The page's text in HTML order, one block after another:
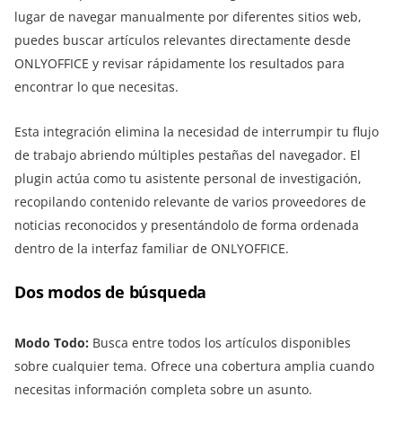
lugar de navegar manualmente por diferentes sitios web,
puedes buscar artículos relevantes directamente desde
ONLYOFFICE y revisar rápidamente los resultados para
encontrar lo que necesitas.
Esta integración elimina la necesidad de interrumpir tu flujo
de trabajo abriendo múltiples pestañas del navegador. El
plugin actúa como tu asistente personal de investigación,
recopilando contenido relevante de varios proveedores de
noticias reconocidos y presentándolo de forma ordenada
dentro de la interfaz familiar de ONLYOFFICE.
Dos modos de búsqueda
Modo Todo: Busca entre todos los artículos disponibles
sobre cualquier tema. Ofrece una cobertura amplia cuando
necesitas información completa sobre un asunto.